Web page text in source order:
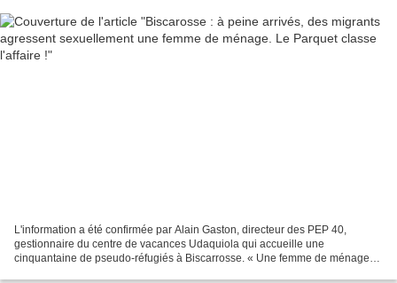
L'information a été confirmée par Alain Gaston, directeur des PEP 40,
gestionnaire du centre de vacances Udaquiola qui accueille une
cinquantaine de pseudo-réfugiés à Biscarrosse. « Une femme de ménage